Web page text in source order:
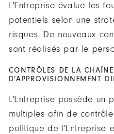
L'Entreprise évalue les
potentiels selon une
risques. De nouveaux
sont réalisés par le
CONTRÔLES DE LA CHAÎNE
D'APPROVISIONNEMENT
L'Entreprise possède un
multiples afin de
politique de l'Entreprise